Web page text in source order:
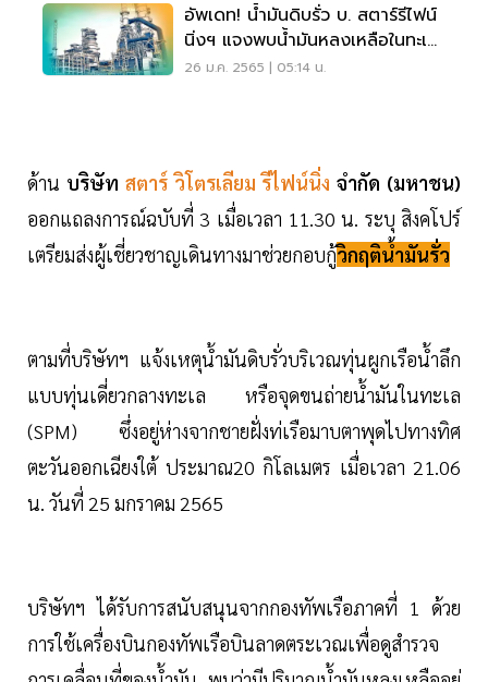
อัพเดท! น้ำมันดิบรั่ว บ. สตาร์รีไฟน์
นิ่งฯ แจงพบน้ำมันหลงเหลือในทะเล
20 ตัน
26 ม.ค. 2565 | 05:14 น.
ด้าน บริษัท สตาร์ วิโตรเลียม รีไฟน์นิ่งจำกัด (มหาชน)
ออกแถลงการณ์ฉบับที่ 3 เมื่อเวลา 11.30 น. ระบุ สิงคโปร์
เตรียมส่งผู้เชี่ยวชาญเดินทางมาช่วยกอบกู้วิกฤติน้ำมันรั่ว
ตามที่บริษัทฯ แจ้งเหตุน้ำมันดิบรั่วบริเวณทุ่นผูกเรือน้ำลึก
แบบทุ่นเดี่ยวกลางทะเล หรือจุดขนถ่ายน้ำมันในทะเล
(SPM) ซึ่งอยู่ห่างจากชายฝั่งท่เรือมาบตาพุดไปทางทิศ
ตะวันออกเฉียงใต้ ประมาณ20 กิโลเมตร เมื่อเวลา 21.06
น. วันที่ 25 มกราคม 2565
บริษัทฯ ได้รับการสนับสนุนจากกองทัพเรือภาคที่ 1 ด้วย
การใช้เครื่องบินกองทัพเรือบินลาดตระเวณเพื่อดูสำรวจ